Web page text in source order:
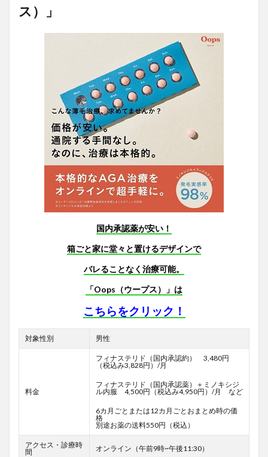
ス）」
国内承認薬が安い！
箱ごと家に堂々と置けるデザインで
バレることなく治療可能。
「Oops（ウープス）」は
こちらをクリック！
対象性別 男性
料金
フィナステリド（国内承認約） 3,480円
（税込み3,828円）/月
フィナステリド（国内承認薬）＋ミノキシジ
ル内服 4,500円（税込み4,950円）/月 など
6カ月ごとまたは12カ月ごとおまとめ時の価
格
別途お薬の送料550円（税込）
アクセス・診療時
間
オンライン（午前9時~午後11:30）